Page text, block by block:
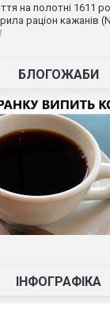
на полотні 1611
раціон кажанів
БЛОГОЖАБИ
ІНФОГРАФІКА